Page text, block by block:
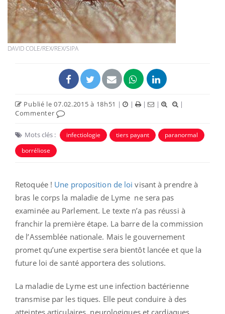
DAVID COLE/REX/REX/SIPA
Publié le 07.02.2015 à 18h51 | | | |
|
Commenter
Mots clés : infectiologie tiers payant
paranormal
borréliose
Retoquée ! Une proposition de loi visant à prendre à
bras le corps la maladie de Lyme ne sera pas
examinée au Parlement. Le texte n’a pas réussi à
franchir la première étape. La barre de la commission
de l’Assemblée nationale. Mais le gouvernement
promet qu’une expertise sera bientôt lancée et que la
future loi de santé apportera des solutions.
La maladie de Lyme est une infection bactérienne
transmise par les tiques. Elle peut conduire à des
atteintes articulaires, neurologiques et cardiaques